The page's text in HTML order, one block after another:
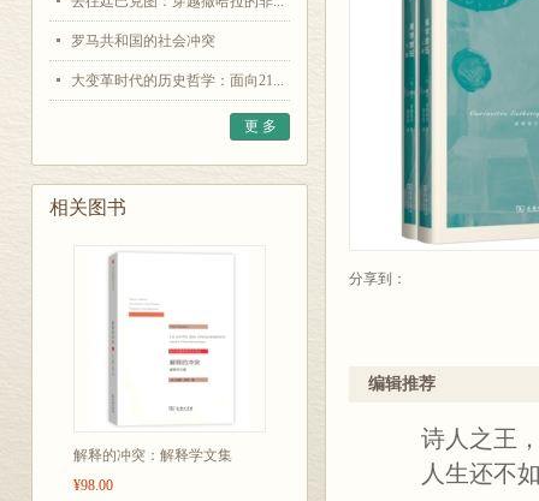
罗马共和国的社会冲突
大变革时代的历史哲学：面向21...
更 多
相关图书
解释的冲突：解释学文集
¥98.00
分享到：
编辑推荐
诗人之王，
人生还不如